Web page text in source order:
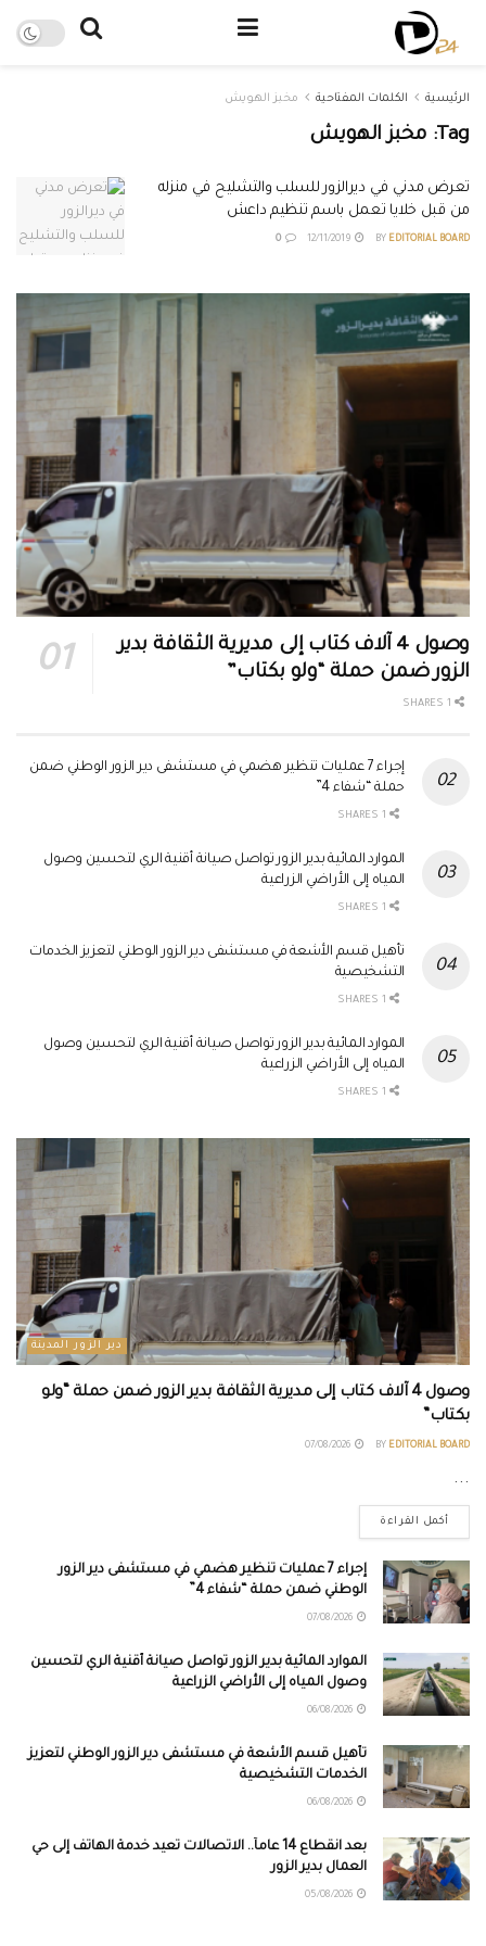
الرئيسية الكلمات المفتاحية مخبز الهويش
Tag: مخبز الهويش
تعرض مدني في ديرالزور للسلب والتشليح في منزله
من قبل خلايا تعمل باسم تنظيم داعش
BY EDITORIAL BOARD
وصول 4 آلاف كتاب إلى مديرية الثقافة بدير
الزور ضمن حملة “ولو بكتاب”
إجراء 7 عمليات تنظير هضمي في مستشفى دير الزور الوطني ضمن
حملة “شفاء 4”
الموارد المائية بدير الزور تواصل صيانة أقنية الري لتحسين وصول
المياه إلى الأراضي الزراعية
تأهيل قسم الأشعة في مستشفى دير الزور الوطني لتعزيز الخدمات
التشخيصية
الموارد المائية بدير الزور تواصل صيانة أقنية الري لتحسين وصول
المياه إلى الأراضي الزراعية
دير الزور المدينة
وصول 4 آلاف كتاب إلى مديرية الثقافة بدير الزور ضمن حملة “ولو
بكتاب”
BY EDITORIAL BOARD
...
أكمل القراءة
إجراء 7 عمليات تنظير هضمي في مستشفى دير الزور
الوطني ضمن حملة “شفاء 4”
الموارد المائية بدير الزور تواصل صيانة أقنية الري لتحسين
وصول المياه إلى الأراضي الزراعية
تأهيل قسم الأشعة في مستشفى دير الزور الوطني لتعزيز
الخدمات التشخيصية
بعد انقطاع 14 عاماً.. الاتصالات تعيد خدمة الهاتف إلى حي
العمال بدير الزور